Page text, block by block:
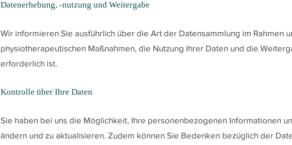
Datenerhebung, -nutzung und Weitergabe
Wir informieren Sie ausführlich über die Art der Datensammlung im Rahmen
physiotherapeutischen Maßnahmen, die Nutzung Ihrer Daten und die
erforderlich ist.
Kontrolle über Ihre Daten
Sie haben bei uns die Möglichkeit, Ihre personenbezogenen Informationen
ändern und zu aktualisieren. Zudem können Sie Bedenken bezüglich der